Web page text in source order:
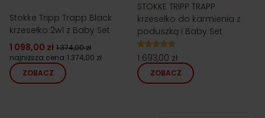
Stokke Tripp Trapp Black
krzesełko 2w1 z Baby Set
1 098,00 zł 1 374,00 zł
najniższa cena 1 374,00 zł
ZOBACZ
STOKKE TRIPP TRAPP
krzesełko do karmienia z
poduszką i Baby Set
1 693,00 zł
ZOBACZ